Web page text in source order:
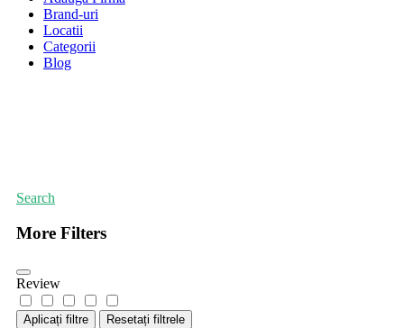
Brand-uri
Locatii
Categorii
Blog
Search
More Filters
Review
Aplicați filtre Resetați filtrele